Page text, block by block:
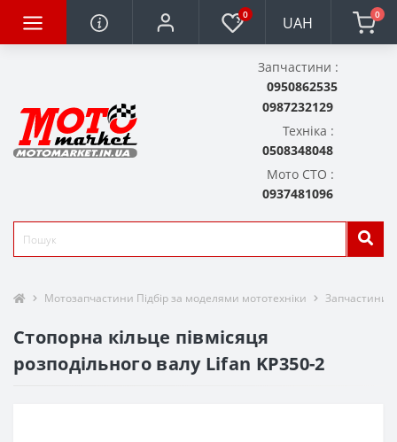
0 UAH 0
Запчастини :
0950862535
0987232129
Техніка :
0508348048
Мото СТО :
0937481096
Мотозапчастини Підбір за моделями мототехніки Запчастини
Стопорна кільце півмісяця
розподільного валу Lifan KP350-2